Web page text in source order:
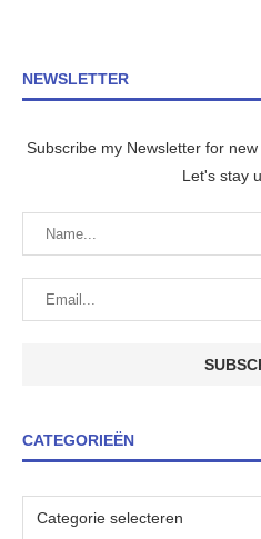
NEWSLETTER
Subscribe my Newsletter for
Let's stay
CATEGORIEËN